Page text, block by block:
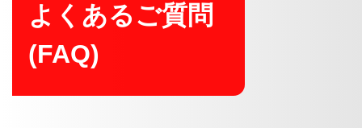
よくあるご質問
(FAQ)